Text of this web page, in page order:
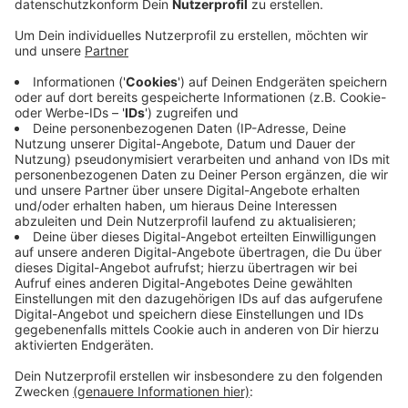
Schon in den vergangenen Wochen konnte das Schiff
nur auf Sparflamme verkehren: Weil eine
Schutzkonstruktion durch den Unfall kaputt gegangen
ist, waren seit Februar nur Fahrten bei Tageslicht
möglich. Außerdem mussten die Betreiber das
Maximalgewicht der transportierten Fahrzeuge auf 7,5
Tonnen heruntersetzen. Jetzt geht es für die Fähre in
eine Werft zur Reparatur. Wenn sie wieder
einsatzbereit ist, leuchtet auf derInternetseiteder
Fähre eine symbolische, grüne Ampel.